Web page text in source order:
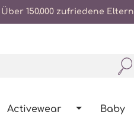
Über 150.000 zufriedene Eltern
Activewear Baby